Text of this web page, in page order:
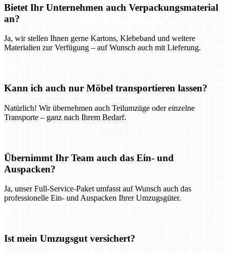
Bietet Ihr Unternehmen auch Verpackungsmaterial
an?
Ja, wir stellen Ihnen gerne Kartons, Klebeband und weitere
Materialien zur Verfügung – auf Wunsch auch mit Lieferung.
Kann ich auch nur Möbel transportieren lassen?
Natürlich! Wir übernehmen auch Teilumzüge oder einzelne
Transporte – ganz nach Ihrem Bedarf.
Übernimmt Ihr Team auch das Ein- und
Auspacken?
Ja, unser Full-Service-Paket umfasst auf Wunsch auch das
professionelle Ein- und Auspacken Ihrer Umzugsgüter.
Ist mein Umzugsgut versichert?